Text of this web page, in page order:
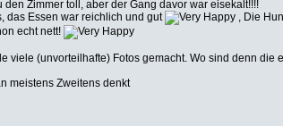
Zimmer toll, aber der Gang davor war eisekalt!!!!
das Essen war reichlich und gut
, Die
echt nett!
viele (unvorteilhafte) Fotos gemacht. Wo sind denn die
meistens Zweitens denkt